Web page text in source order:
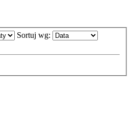
Sortuj wg: